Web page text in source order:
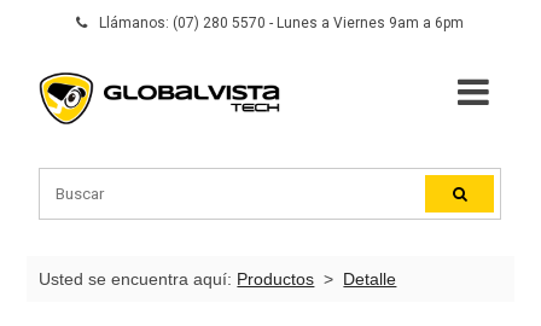
Llámanos: (07) 280 5570 - Lunes a Viernes 9am a 6pm
Usted se encuentra aquí: Productos > Detalle